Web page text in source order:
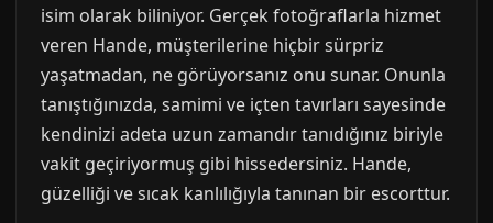
isim olarak biliniyor. Gerçek fotoğraflarla hizmet
veren Hande, müşterilerine hiçbir sürpriz
yaşatmadan, ne görüyorsanız onu sunar. Onunla
tanıştığınızda, samimi ve içten tavırları sayesinde
kendinizi adeta uzun zamandır tanıdığınız biriyle
vakit geçiriyormuş gibi hissedersiniz. Hande,
güzelliği ve sıcak kanlılığıyla tanınan bir escorttur.